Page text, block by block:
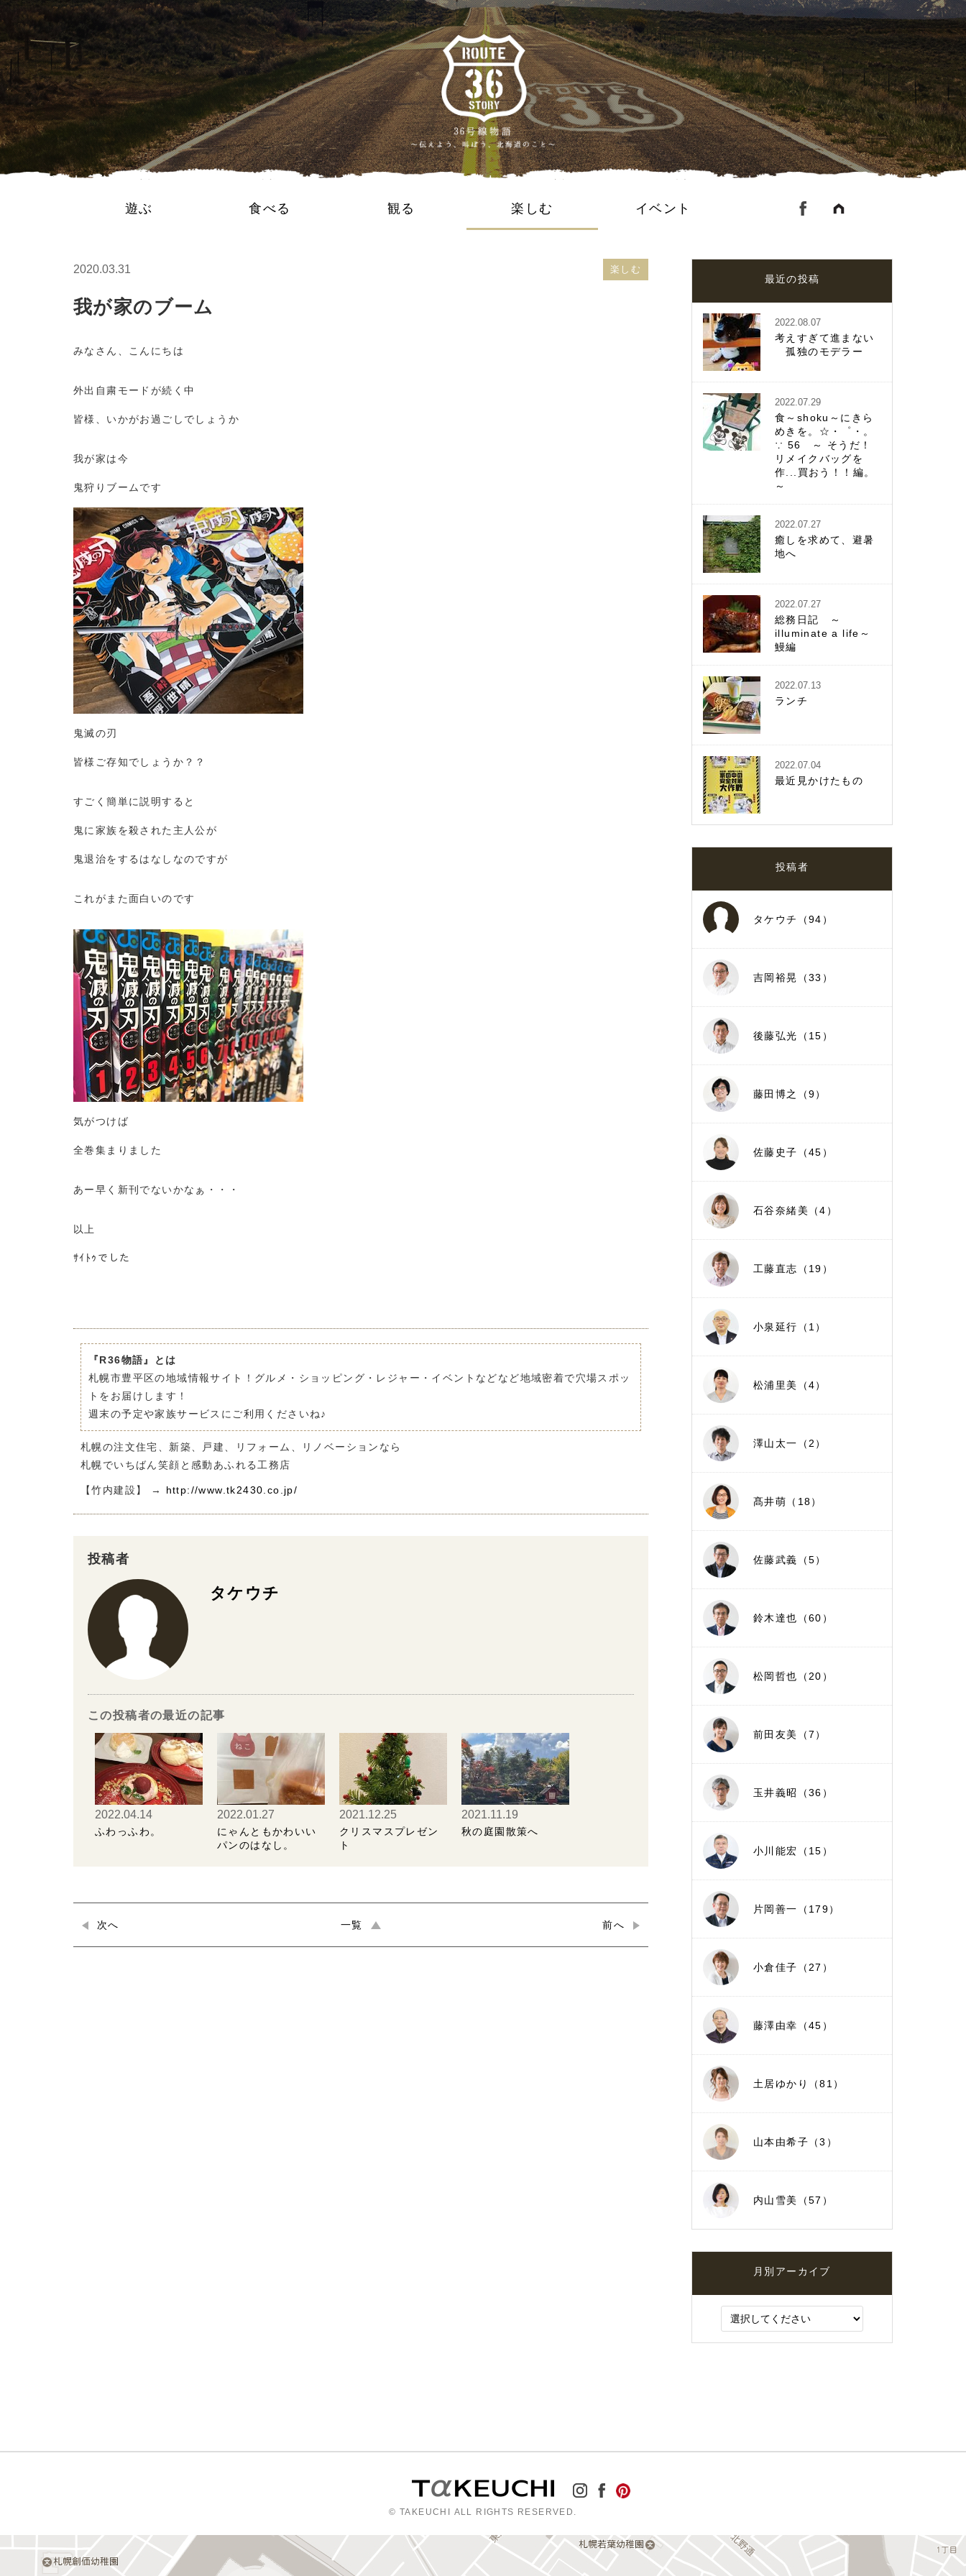
遊ぶ 食べる 観る 楽しむ イベント
2020.03.31 楽しむ
我が家のブーム
みなさん、こんにちは
外出自粛モードが続く中
皆様、いかがお過ごしでしょうか
我が家は今
鬼狩りブームです
鬼滅の刃
皆様ご存知でしょうか？？
すごく簡単に説明すると
鬼に家族を殺された主人公が
鬼退治をするはなしなのですが
これがまた面白いのです
気がつけば
全巻集まりました
あー早く新刊でないかなぁ・・・
以上
ｻｲﾄｩでした
『R36物語』とは
札幌市豊平区の地域情報サイト！グルメ・ショッピング・レジャー・イベントなどなど地域密着で穴場スポッ
トをお届けします！
週末の予定や家族サービスにご利用くださいね♪
札幌の注文住宅、新築、戸建、リフォーム、リノベーションなら
札幌でいちばん笑顔と感動あふれる工務店
【竹内建設】 → http://www.tk2430.co.jp/
投稿者
タケウチ
この投稿者の最近の記事
2022.04.14
ふわっふわ。
2022.01.27
にゃんともかわいい
パンのはなし。
2021.12.25
クリスマスプレゼン
ト
2021.11.19
秋の庭園散策へ
次へ 前へ
一覧
最近の投稿
2022.08.07
考えすぎて進まない
孤独のモデラー
2022.07.29
食～shoku～にきら
めきを。☆・゜・。
∵ 56 ～ そうだ！
リメイクバッグを
作...買おう！！編。
～
2022.07.27
癒しを求めて、避暑
地へ
2022.07.27
総務日記 ～
illuminate a life～
鰻編
2022.07.13
ランチ
2022.07.04
最近見かけたもの
投稿者
タケウチ（94）
吉岡裕晃（33）
後藤弘光（15）
藤田博之（9）
佐藤史子（45）
石谷奈緒美（4）
工藤直志（19）
小泉延行（1）
松浦里美（4）
澤山太一（2）
髙井萌（18）
佐藤武義（5）
鈴木達也（60）
松岡哲也（20）
前田友美（7）
玉井義昭（36）
小川能宏（15）
片岡善一（179）
小倉佳子（27）
藤澤由幸（45）
土居ゆかり（81）
山本由希子（3）
内山雪美（57）
月別アーカイブ
© TAKEUCHI ALL RIGHTS RESERVED.